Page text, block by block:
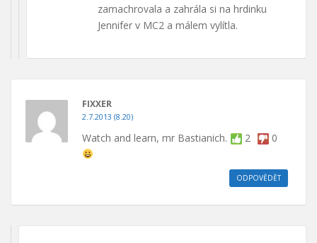
zamachrovala a zahrála si na hrdinku
Jennifer v MC2 a málem vylítla.
FIXXER
2.7.2013 (8.20)
2 0
Watch and learn, mr Bastianich.
ODPOVĚDĚT